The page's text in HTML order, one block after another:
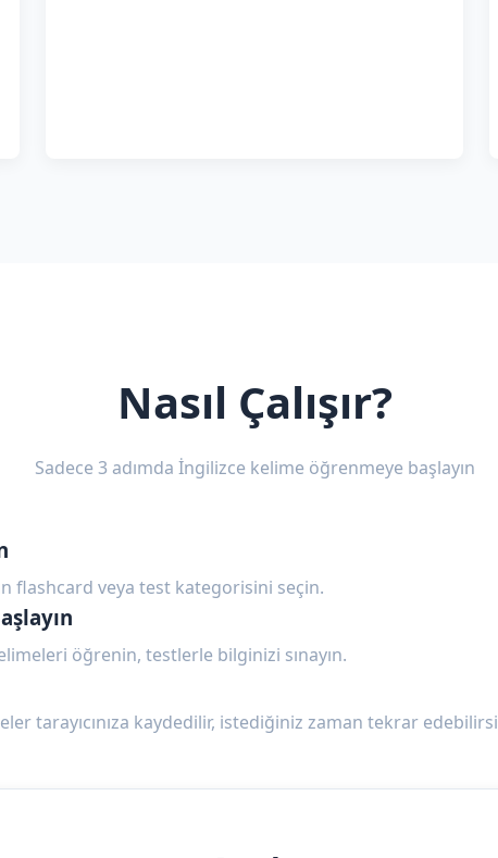
Nasıl Çalışır?
Sadece 3 adımda İngilizce kelime öğrenmeye başlayın
flashcard veya test kategorisini seçin.
öğrenin, testlerle bilginizi sınayın.
tarayıcınıza kaydedilir, istediğiniz zaman tekrar